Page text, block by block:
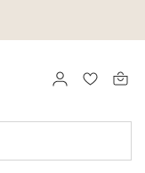
LOGG INN